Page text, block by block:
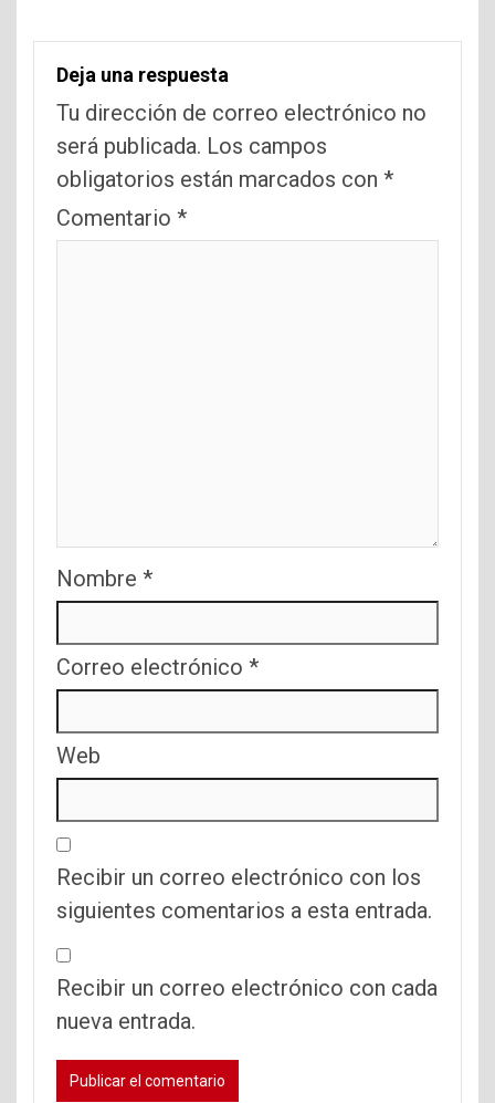
Deja una respuesta
Tu dirección de correo electrónico no
será publicada. Los campos
obligatorios están marcados con *
Comentario *
Nombre *
Correo electrónico *
Web
Recibir un correo electrónico con los
siguientes comentarios a esta entrada.
Recibir un correo electrónico con cada
nueva entrada.